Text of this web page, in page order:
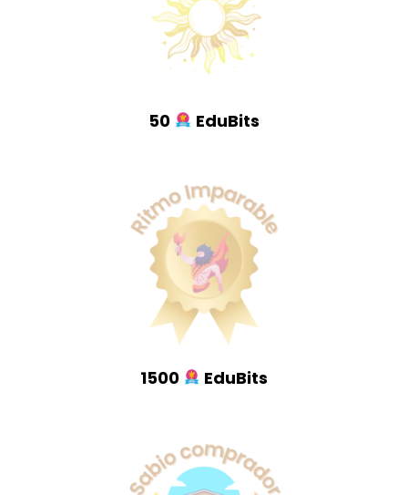
50 EduBits
1500 EduBits